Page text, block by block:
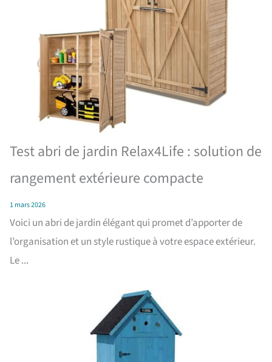
Test abri de jardin Relax4Life : solution de
rangement extérieure compacte
1 mars 2026
Voici un abri de jardin élégant qui promet d’apporter de
l’organisation et un style rustique à votre espace extérieur.
Le ...